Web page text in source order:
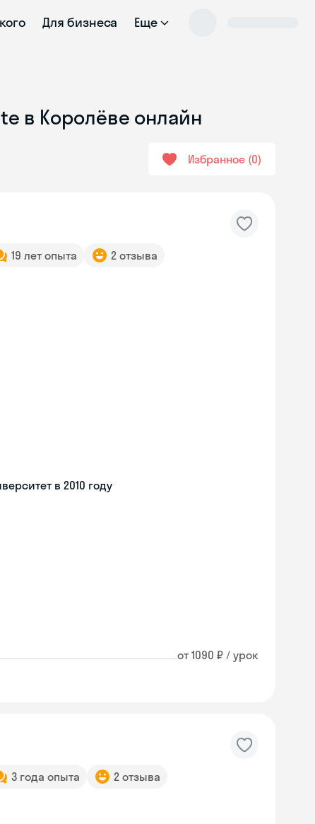
Для бизнеса Еще
в Королёве онлайн
Избранное 0
19 лет опыта 2 отзыва
в 2010 году
от 1090 ₽ / урок
3 года опыта 2 отзыва